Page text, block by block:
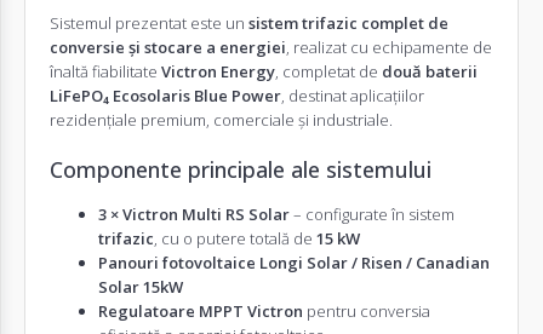
Sistemul prezentat este un sistem trifazic complet de
conversie și stocare a energiei , realizat cu echipamente de
înaltă fiabilitate Victron Energy , completat de două baterii
LiFePO₄ Ecosolaris Blue Power , destinat aplicațiilor
rezidențiale premium, comerciale și industriale.
Componente principale ale sistemului
3 × Victron Multi RS Solar– configurate în sistem
trifazic , cu o putere totală de 15 kW
Panouri fotovoltaice Longi Solar / Risen / Canadian
Solar 15kW
Regulatoare MPPT Victron pentru conversia